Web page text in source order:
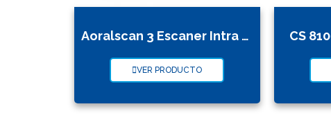
Aoralscan 3 Escaner Intra Oral
VER PRODUCTO
CS